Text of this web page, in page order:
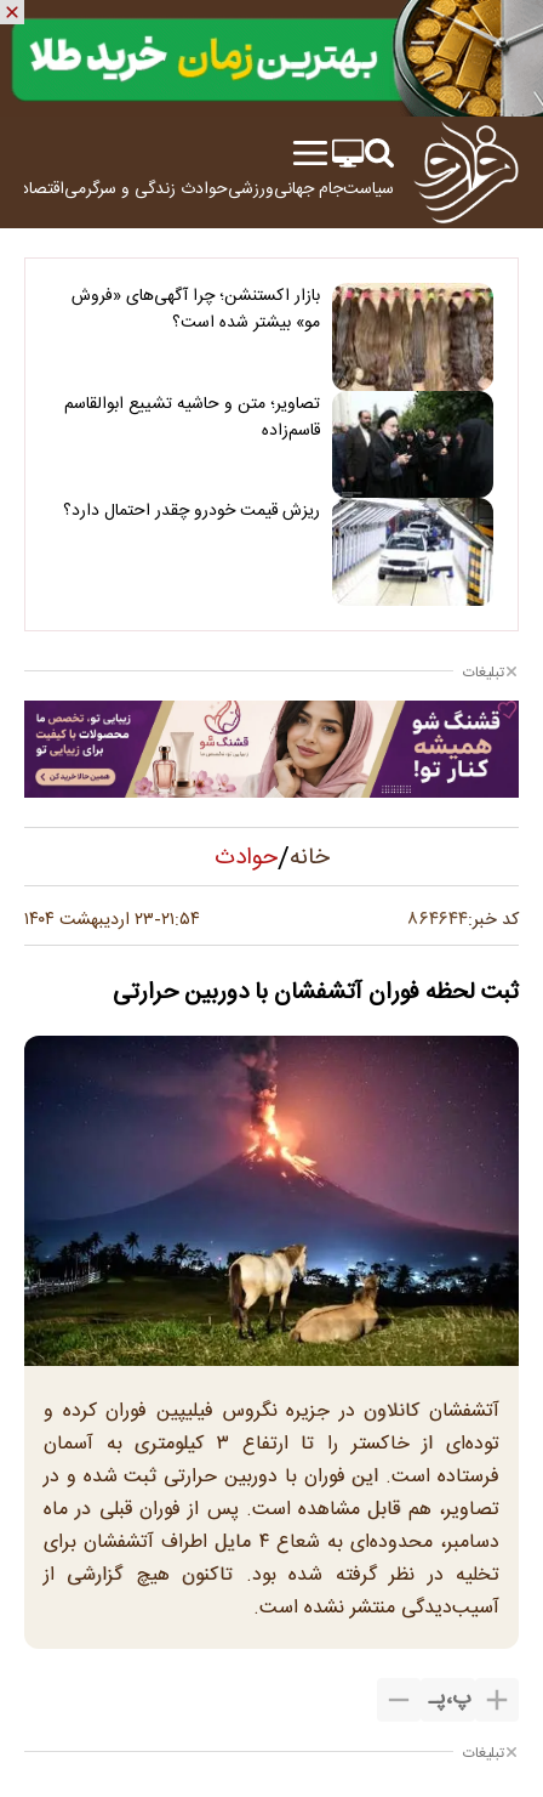
سیاستجام جهانیورزشیحوادث زندگی و سرگرمیاقتصاد
بازار اکستنشن؛ چرا آگهی‌های «فروش
مو» بیشتر شده است؟
تصاویر؛ متن و حاشیه تشییع ابوالقاسم
قاسم‌زاده
ریزش قیمت خودرو چقدر احتمال دارد؟
تبلیغات
خانه/حوادث
کد خبر:۸۶۴۶۴۴ ۲۱:۵۴-۲۳ اردیبهشت ۱۴۰۴
ثبت لحظه فوران آتشفشان با دوربین حرارتی
آتشفشان کانلاون در جزیره نگروس فیلیپین فوران کرده و
توده‌ای از خاکستر را تا ارتفاع ۳ کیلومتری به آسمان
فرستاده است. این فوران با دوربین حرارتی ثبت شده و در
تصاویر، هم قابل مشاهده است. پس از فوران قبلی در ماه
دسامبر، محدوده‌ای به شعاع ۴ مایل اطراف آتشفشان برای
تخلیه در نظر گرفته شده بود. تاکنون هیچ گزارشی از
آسیب‌دیدگی منتشر نشده است.
پ،پـ
تبلیغات